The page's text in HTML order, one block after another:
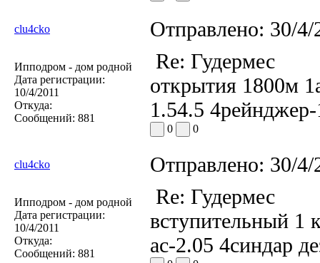
clu4cko Отправлено: 30/
Ипподром - дом родной
Дата регистрации:
10/4/2011
Откуда:
Сообщений: 881
Re: Гудермес
открытия 1800м
1.54.5
0 0
clu4cko Отправлено: 30/
Ипподром - дом родной
Дата регистрации:
10/4/2011
Откуда:
Сообщений: 881
Re: Гудермес
вступительный 1
ас-2.05 4синдар